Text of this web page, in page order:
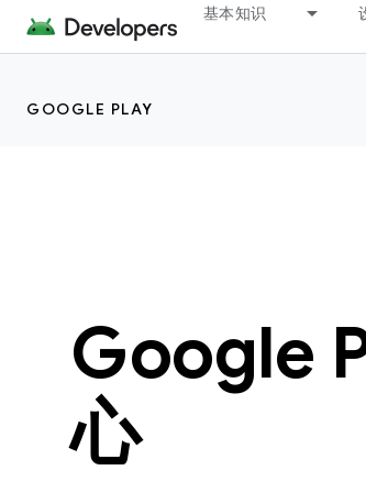
基本知识
GOOGLE PLAY
Google
心